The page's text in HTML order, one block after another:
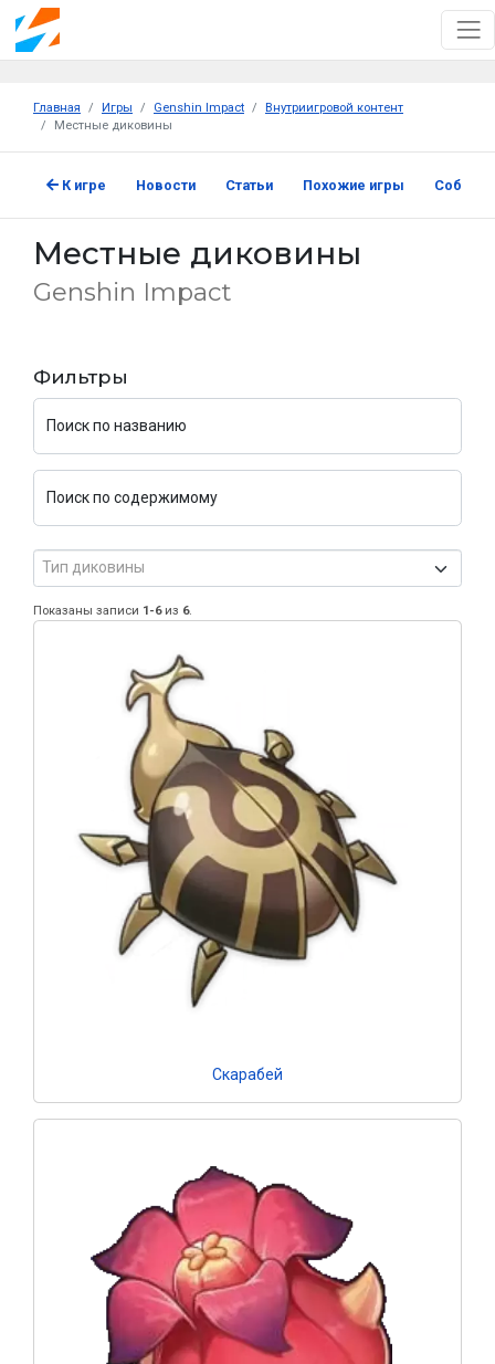
Главная Игры Genshin Impact
Внутриигровой контент
Местные диковины
К игре Новости Статьи Похожие игры
Местные диковины
Genshin Impact
Фильтры
Поиск по названию
Поиск по содержимому
Тип диковины
Показаны записи 1-6из 6.
Скарабей